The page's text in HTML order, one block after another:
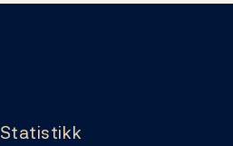
Statistikk